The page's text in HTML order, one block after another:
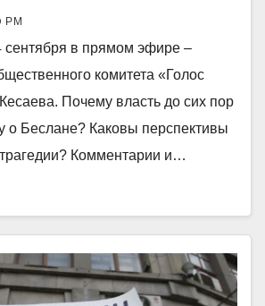
РМ
сентября в прямом эфире –
комитета «Голос
Почему власть до сих пор
о Беслане? Каковы перспективы
Комментарии и…